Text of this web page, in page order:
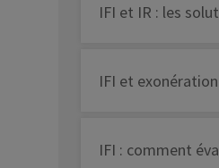
IFI et IR : les
IFI et
IFI : comment